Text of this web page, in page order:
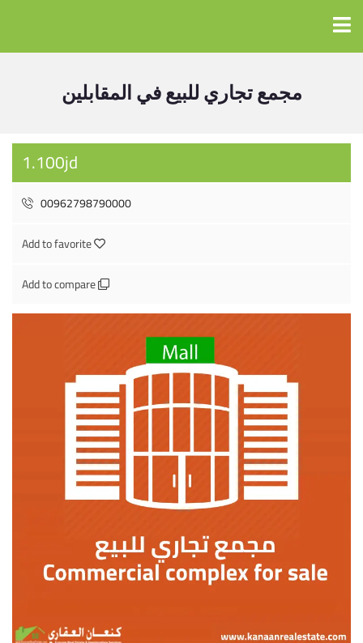
مجمع تجاري للبيع في المقابلين
1.100jd
00962798790000
Add to favorite
Add to compare